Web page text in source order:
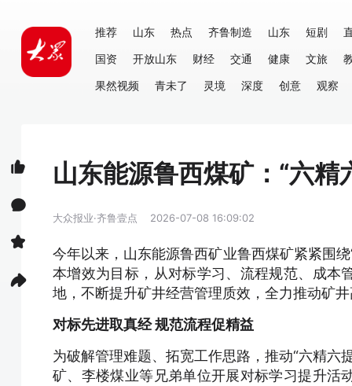
推荐 山东 热点 齐鲁制造 山东 短剧
国资
开放山东 财经 交通 健康 文旅
果然视频
青未了 灵境 深度 创意 观察
山东能源鲁西煤矿：“六精
大众报业·齐鲁壹点 2026-07-08 16:09:02
今年以来，山东能源鲁西矿业鲁西煤矿紧紧围
本增效为目标，从对标学习、流程规范、成本
地，不断提升矿井经营管理质效，全力推动矿
对标先进取真经 规范流程促精益
为破解管理难题、拓宽工作思路，推动“六精六
矿、李楼煤业等兄弟单位开展对标学习提升活